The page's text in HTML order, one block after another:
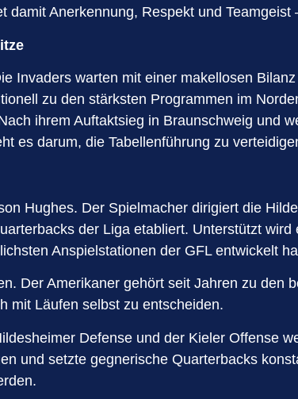
Anerkennung, Respekt und
Invaders warten mit einer makellosen
zu den stärksten Programmen im
ihrem Auftaktsieg in Braunschweig und
es darum, die Tabellenführung zu
Hughes. Der Spielmacher dirigiert die
der Liga etabliert. Unterstützt
Anspielstationen der GFL entwickelt
Der Amerikaner gehört seit Jahren zu den
mit Läufen selbst zu entscheiden.
Defense und der Kieler Offense
und setzte gegnerische Quarterbacks